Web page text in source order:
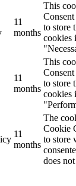
11
months
This
to store
cookies
11
months
This
to store
cookies
11
months
The
Cookie
to store
does